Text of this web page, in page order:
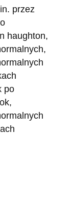
przez
haughton,
po